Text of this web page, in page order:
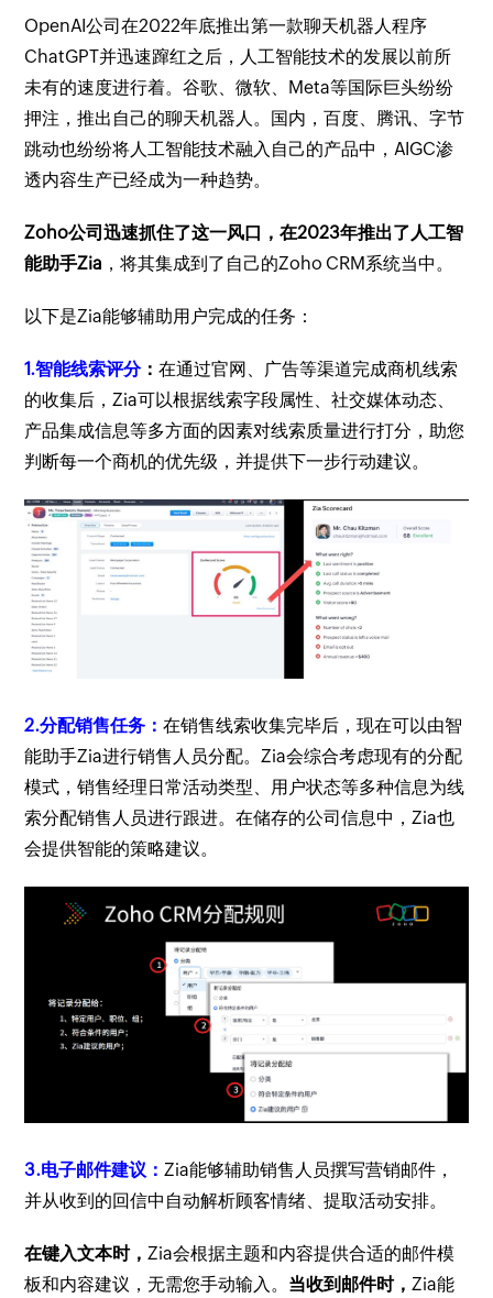
OpenAI公司在2022年底推出第一款聊天机器人程序
ChatGPT并迅速蹿红之后，人工智能技术的发展以前所
未有的速度进行着。谷歌、微软、Meta等国际巨头纷纷
押注，推出自己的聊天机器人。国内，百度、腾讯、字节
跳动也纷纷将人工智能技术融入自己的产品中，AIGC渗
透内容生产已经成为一种趋势。
Zoho公司迅速抓住了这一风口，在2023年推出了人工智
能助手Zia ，将其集成到了自己的Zoho CRM系统当中。
以下是Zia能够辅助用户完成的任务：
1.智能线索评分：在通过官网、广告等渠道完成商机线索
的收集后，Zia可以根据线索字段属性、社交媒体动态、
产品集成信息等多方面的因素对线索质量进行打分，助您
判断每一个商机的优先级，并提供下一步行动建议。
2.分配销售任务：在销售线索收集完毕后，现在可以由智
能助手Zia进行销售人员分配。Zia会综合考虑现有的分配
模式，销售经理日常活动类型、用户状态等多种信息为线
索分配销售人员进行跟进。在储存的公司信息中，Zia也
会提供智能的策略建议。
3.电子邮件建议：Zia能够辅助销售人员撰写营销邮件，
并从收到的回信中自动解析顾客情绪、提取活动安排。
在键入文本时，Zia会根据主题和内容提供合适的邮件模
板和内容建议，无需您手动输入。 当收到邮件时，Zia能